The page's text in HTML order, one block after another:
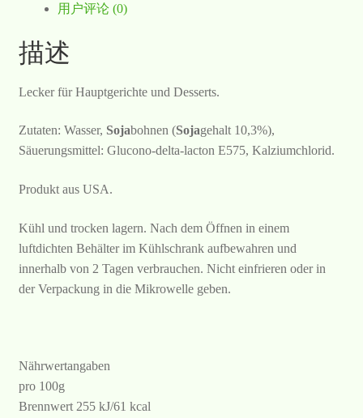
用户评论 (0)
描述
Lecker für Hauptgerichte und Desserts.
Zutaten: Wasser, Sojabohnen (Sojagehalt 10,3%),
Säuerungsmittel: Glucono-delta-lacton E575, Kalziumchlorid.
Produkt aus USA.
Kühl und trocken lagern. Nach dem Öffnen in einem
luftdichten Behälter im Kühlschrank aufbewahren und
innerhalb von 2 Tagen verbrauchen. Nicht einfrieren oder in
der Verpackung in die Mikrowelle geben.
Nährwertangaben
pro 100g
Brennwert 255 kJ/61 kcal